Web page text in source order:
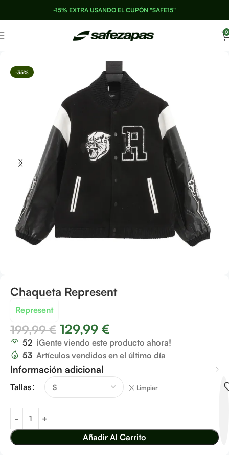
-15% EXTRA USANDO EL CUPÓN "SAFE15"
0
-35%
Chaqueta Represent
Represent
199,99€ 129,99 €
52 ¡Gente viendo este producto ahora!
53 Artículos vendidos en el último día
Información adicional
Tallas Limpiar
Añadir Al Carrito